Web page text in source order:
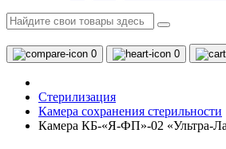
0 0
Стерилизация
Камера сохранения стерильности
Камера КБ-«Я-ФП»-02 «Ультра-